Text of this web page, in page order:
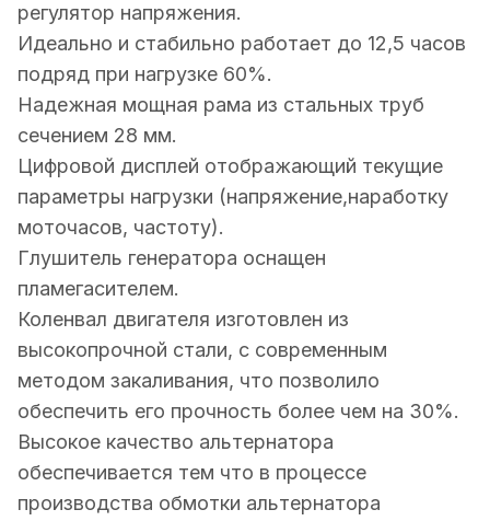
регулятор напряжения.
Идеально и стабильно работает до 12,5 часов
подряд при нагрузке 60%.
Надежная мощная рама из стальных труб
сечением 28 мм.
Цифровой дисплей отображающий текущие
параметры нагрузки (напряжение,наработку
моточасов, частоту).
Глушитель генератора оснащен
пламегасителем.
Коленвал двигателя изготовлен из
высокопрочной стали, с современным
методом закаливания, что позволило
обеспечить его прочность более чем на 30%.
Высокое качество альтернатора
обеспечивается тем что в процессе
производства обмотки альтернатора